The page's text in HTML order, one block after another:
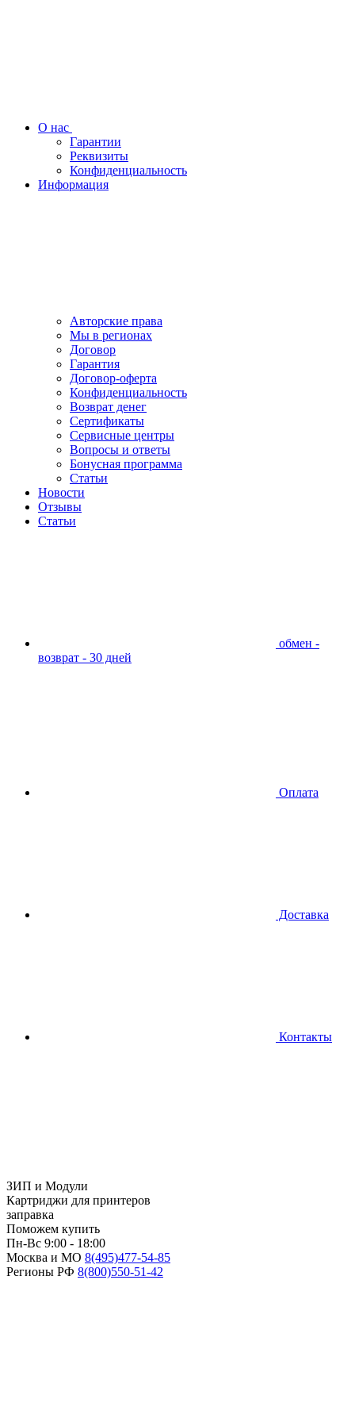
О нас
Гарантии
Реквизиты
Конфиденциальность
Информация
Авторские права
Мы в регионах
Договор
Гарантия
Договор-оферта
Конфиденциальность
Возврат денег
Сертификаты
Сервисные центры
Вопросы и ответы
Бонусная программа
Статьи
Новости
Отзывы
Статьи
обмен -
возврат - 30 дней
Оплата
Доставка
Контакты
ЗИП и Модули
Картриджи для принтеров
заправка
Поможем купить
Пн-Вс 9:00 - 18:00
Москва и МО 8(495)477-54-85
Регионы РФ 8(800)550-51-42